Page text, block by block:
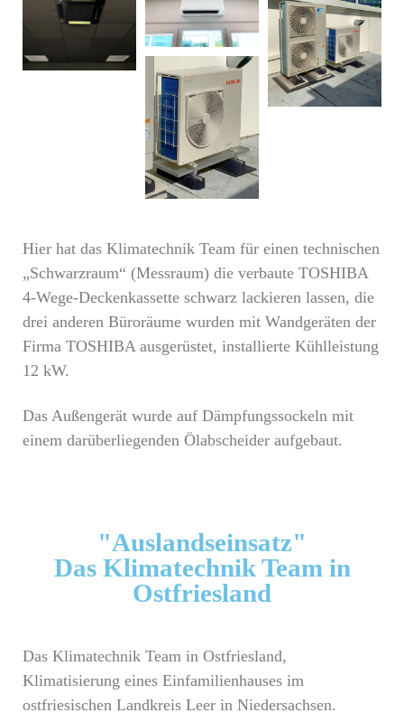
Hier hat das Klimatechnik Team für einen technischen
„Schwarzraum“ (Messraum) die verbaute TOSHIBA
4-Wege-Deckenkassette schwarz lackieren lassen, die
drei anderen Büroräume wurden mit Wandgeräten der
Firma TOSHIBA ausgerüstet, installierte Kühlleistung
12 kW.
Das Außengerät wurde auf Dämpfungssockeln mit
einem darüberliegenden Ölabscheider aufgebaut.
"Auslandseinsatz"
Das Klimatechnik Team in
Ostfriesland
Das Klimatechnik Team in Ostfriesland,
Klimatisierung eines Einfamilienhauses im
ostfriesischen Landkreis Leer in Niedersachsen.